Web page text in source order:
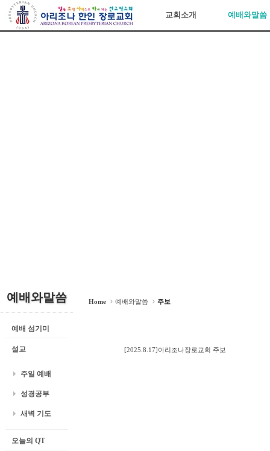
아리조나장로교회
교회소개 예배와말씀
예배와말씀
예배 섬기미
설교
주일 예배
성경공부
새벽 기도
오늘의 QT
Home 예배와말씀 주보
[2025.8.17]아리조나장로교회 주보